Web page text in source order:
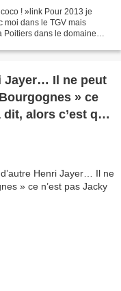
! »link Pour 2013 je
moi dans le TGV mais
Poitiers dans le domaine
Jayer… Il ne peut
» ce
dit, alors c’est qui